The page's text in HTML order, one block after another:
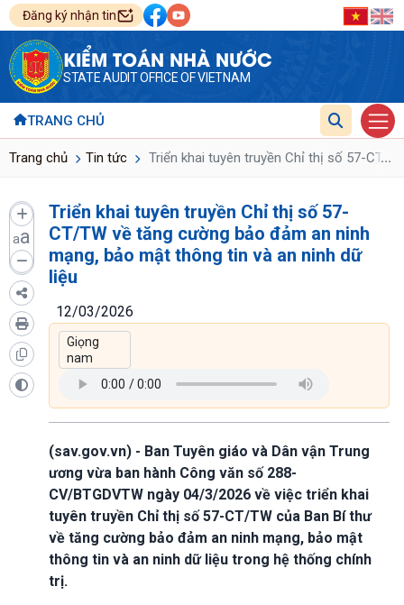
Đăng ký nhận tin
KIỂM TOÁN NHÀ NƯỚC
STATE AUDIT OFFICE OF VIETNAM
TRANG CHỦ
Trang chủ Tin tức Triển khai tuyên truyền Chỉ thị số 57-CT/
...
aa
Triển khai tuyên truyền Chỉ thị số 57-
CT/TW về tăng cường bảo đảm an ninh
mạng, bảo mật thông tin và an ninh dữ
liệu
12/03/2026
(sav.gov.vn) - Ban Tuyên giáo và Dân vận Trung
ương vừa ban hành Công văn số 288-
CV/BTGDVTW ngày 04/3/2026 về việc triển khai
tuyên truyền Chỉ thị số 57-CT/TW của Ban Bí thư
về tăng cường bảo đảm an ninh mạng, bảo mật
thông tin và an ninh dữ liệu trong hệ thống chính
trị.